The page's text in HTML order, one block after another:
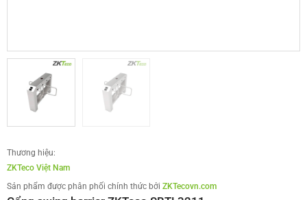
Thương hiệu:
ZKTeco Việt Nam
Sản phẩm được phân phối chính thức bởi ZKTecovn.com